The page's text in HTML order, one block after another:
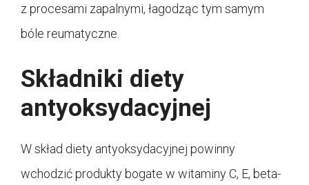
z procesami zapalnymi, łagodząc tym samym
bóle reumatyczne.
Składniki diety
antyoksydacyjnej
W skład diety antyoksydacyjnej powinny
wchodzić produkty bogate w witaminy C, E, beta-